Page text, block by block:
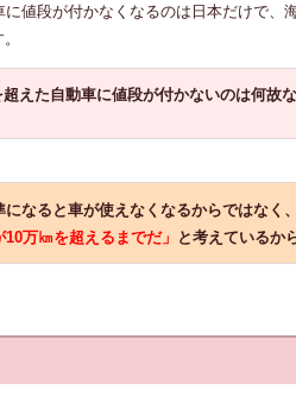
値段が付かなくなるのは日本だけで、
えた自動車に値段が付かないのは何故
になると車が使えなくなるからではなく
10万㎞を超えるまでだ」 と考えているか